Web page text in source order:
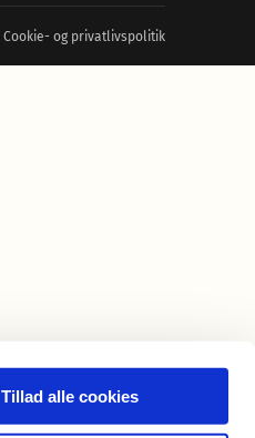
Tillad alle cookies
Cookie- og privatlivspolitik